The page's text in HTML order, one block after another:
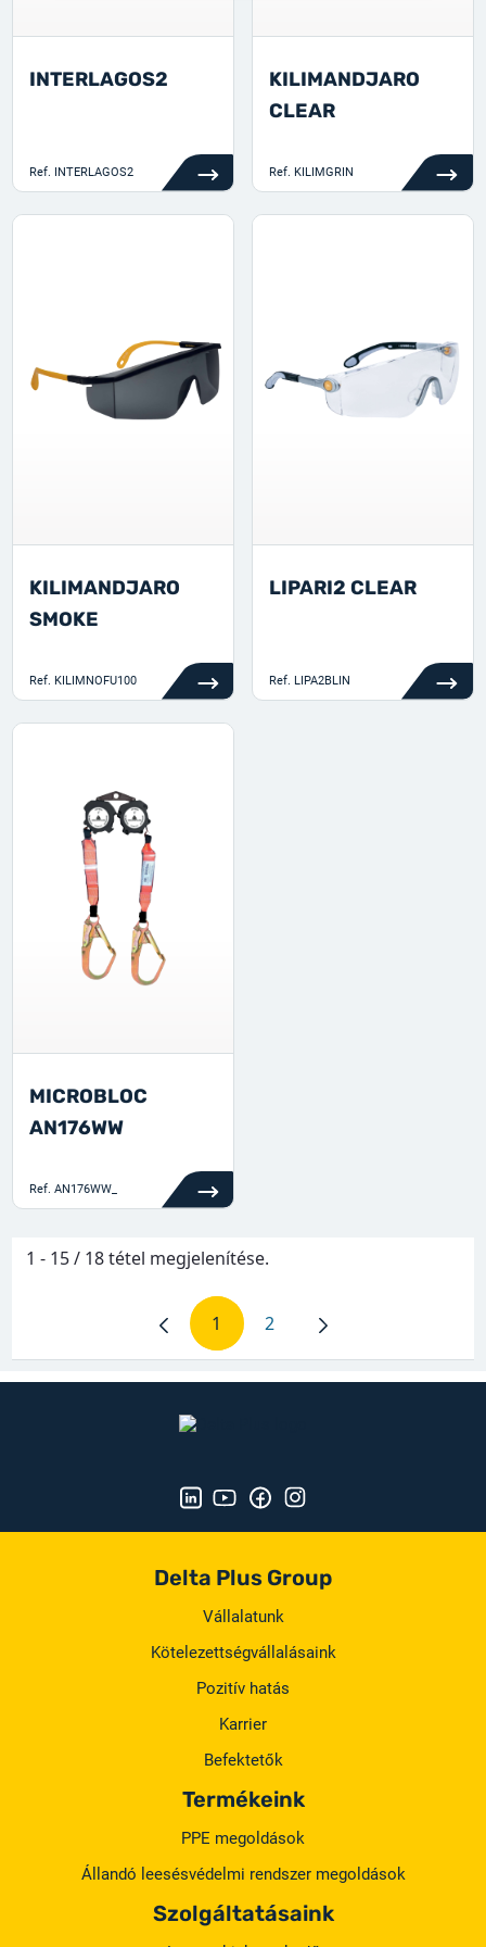
INTERLAGOS2
Ref. INTERLAGOS2
KILIMANDJARO
CLEAR
Ref. KILIMGRIN
KILIMANDJARO
SMOKE
Ref. KILIMNOFU100
LIPARI2 CLEAR
Ref. LIPA2BLIN
MICROBLOC
AN176WW
Ref. AN176WW_
1 - 15 / 18 tétel megjelenítése.
Oldal
1 Oldal
2
Delta Plus Group
Vállalatunk
Kötelezettségvállalásaink
Pozitív hatás
Karrier
Befektetők
Termékeink
PPE megoldások
Állandó leesésvédelmi rendszer megoldások
Szolgáltatásaink